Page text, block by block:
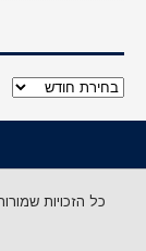
מה
ושנה